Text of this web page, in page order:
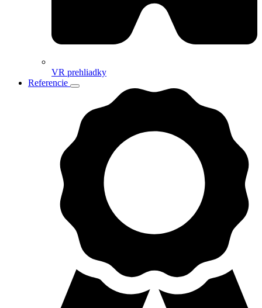
VR prehliadky
Referencie